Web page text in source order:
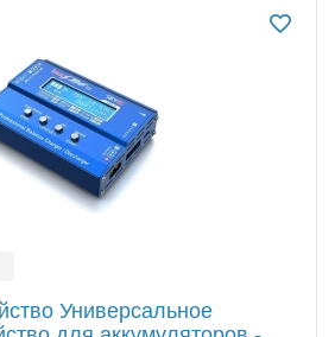
Универсальное